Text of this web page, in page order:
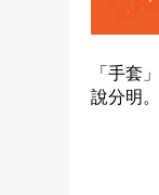
「手套
說分明。